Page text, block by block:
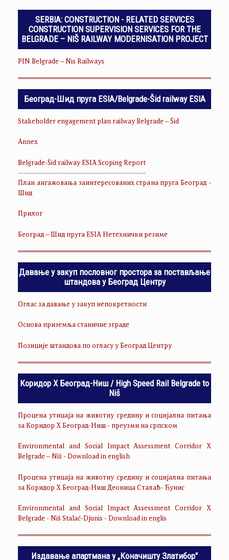
SERBIA: CONSTRUCTION - RELATED SERVICES
CONSTRUCTION SUPERVISION SERVICES FOR THE
BELGRADE – NIŠ RAILWAY MODERNISATION PROJECT
PIN Belgrade – Nis Railways
Београд-Шид пруга ESIA/Belgrade-Šid railway ESIA
Stakeholder engagement plan railway Belgrade – Šid
Annex
Belgrade-Šid railway ESIA Scoping Report
--------------------------------------------------
План ангажовања заинтересованих страна пруга Београд -
Шид
Прилог
Београд – Шид пруга ESIA Нетехнички резиме
Давање у закуп пословног простора за постављање
штандова у Београд Центру
Оглас за давање у закуп непокретности
Основа приземља станичне зграде
Позиције штандова по огласу у Београд Центру
Коридор Х Београд-Ниш / High Speed Rail Belgrade to
Niš
Процена утицаја на животну средину и социјална питања
за Коридор Х Београд-Ниш - преузми на српском
Environmental and Social Impact Assessment Corridor X
Belgrade – Niš - Download in english
Процена утицаја на животну средину и социјална питања
за Коридор Х Београд-Ниш Деоница Сталаћ- Ђунис
Environmental and Social Impact Assessment Corridor X
Belgrade - Niš Stalać-Djunis - Download in englis
Издавање апартмана у „Коначишту Златибор"